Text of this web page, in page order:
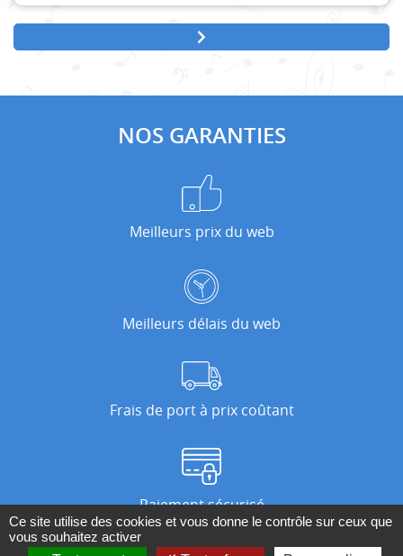
NOS GARANTIES
Meilleurs prix du web
Meilleurs délais du web
Frais de port à prix coûtant
Paiement sécurisé
Ce site utilise des cookies et vous donne le contrôle sur ceux que
vous souhaitez activer